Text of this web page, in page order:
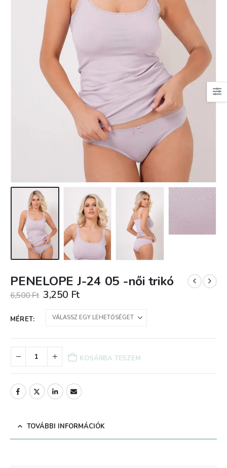
PENELOPE J-24 05 -női trikó
6,500Ft Original
price
was:
6,500 Ft.
3,250 FtCurrent
is:
3,250 Ft.
MÉRET
KOSÁRBA TESZEM
TOVÁBBI INFORMÁCIÓK
Ha csipkés fehérnemű,
akkor nekem a Bonatti.
Mert gyönyörűek, mert
És az egyetlen hely, ahol
tanácsot kaptam!